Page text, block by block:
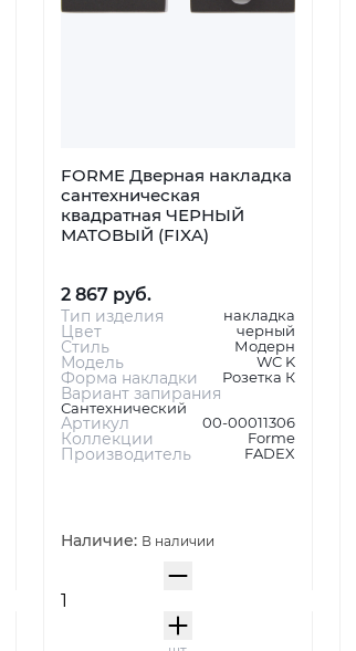
FORME Дверная накладка
сантехническая
квадратная ЧЕРНЫЙ
МАТОВЫЙ (FIXA)
2 867 руб.
Тип изделия накладка
Цвет черный
Стиль Модерн
Модель WC K
Форма накладки Розетка К
Вариант запирания
Сантехнический
Артикул 00-00011306
Коллекции Forme
Производитель FADEX
Наличие: В наличии